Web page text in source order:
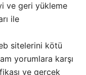
ve geri yükleme
ile
sitelerini kötü
yorumlara karşı
ve gerçek